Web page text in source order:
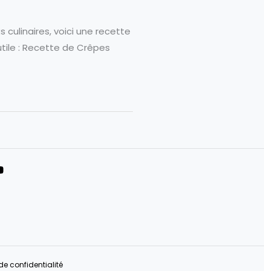
culinaires, voici une recette
: Recette de Crêpes
confidentialité